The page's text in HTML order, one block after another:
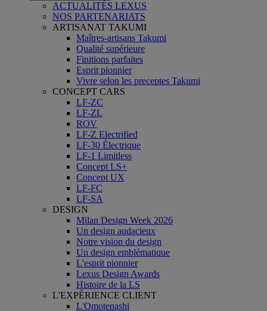
ACTUALITÉS LEXUS
NOS PARTENARIATS
ARTISANAT TAKUMI
Maîtres-artisans Takumi
Qualité supérieure
Finitions parfaites
Esprit pionnier
Vivre selon les preceptes Takumi
CONCEPT CARS
LF-ZC
LF-ZL
ROV
LF-Z Electrified
LF-30 Électrique
LF-1 Limitless
Concept LS+
Concept UX
LF-FC
LF-SA
DESIGN
Milan Design Week 2026
Un design audacieux
Notre vision du design
Un design emblématique
L'esprit pionnier
Lexus Design Awards
Histoire de la LS
L'EXPÉRIENCE CLIENT
L'Omotenashi